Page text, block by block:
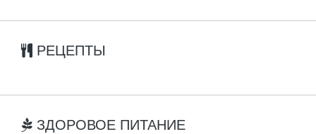
РЕЦЕПТЫ
ЗДОРОВОЕ ПИТАНИЕ